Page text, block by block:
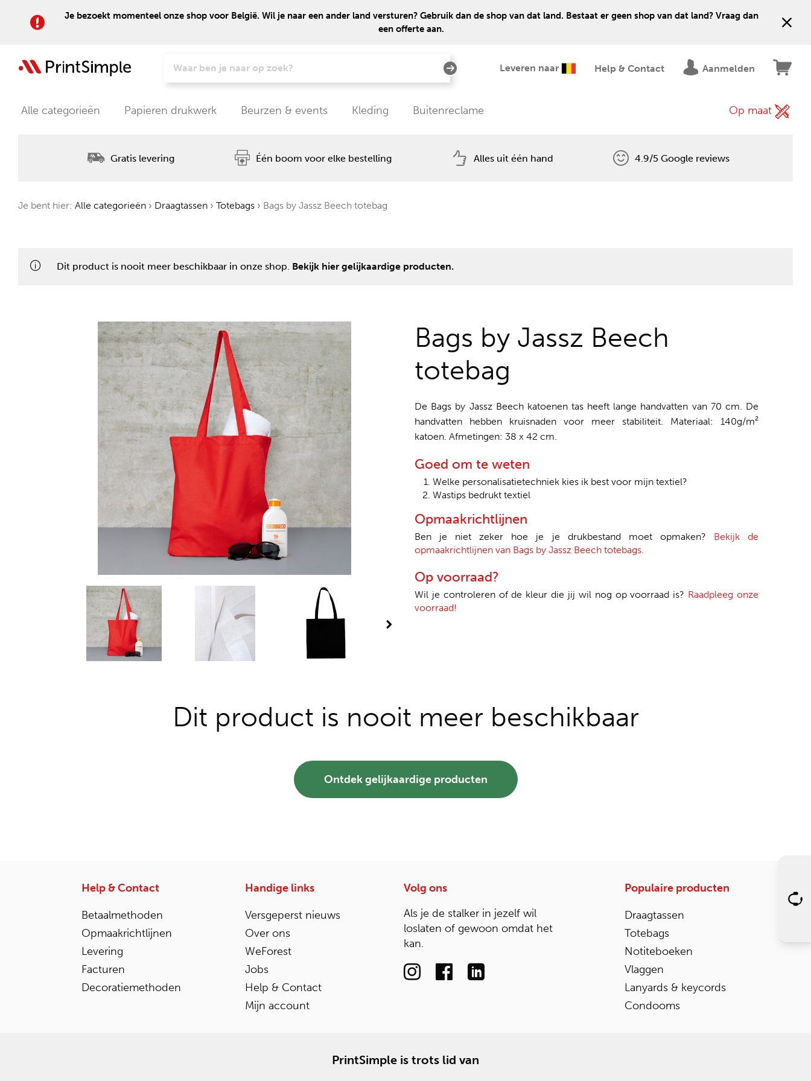
Je bezoekt momenteel onze shop voor België. Wil je naar een ander land versturen? Gebruik dan de shop van dat land. Bestaat er geen shop van dat land? Vraag dan
een offerte aan.
Leveren naar Help & Contact Aanmelden
Alle categorieën Papieren drukwerk Beurzen & events Kleding Buitenreclame Op maat
Gratis levering Één boom voor elke bestelling Alles uit één hand 4.9/5 Google reviews
Je bent hier: Alle categorieën › Draagtassen › Totebags › Bags by Jassz Beech totebag
Dit product is nooit meer beschikbaar in onze shop. Bekijk hier gelijkaardige producten.
Bags by Jassz Beech
totebag
De Bags by Jassz Beech katoenen tas heeft lange handvatten van 70 cm. De
handvatten hebben kruisnaden voor meer stabiliteit. Materiaal: 140g/m²
katoen. Afmetingen: 38 x 42 cm.
Goed om te weten
Welke personalisatietechniek kies ik best voor mijn textiel?
Wastips bedrukt textiel
Opmaakrichtlijnen
Ben je niet zeker hoe je je drukbestand moet opmaken? Bekijk de
opmaakrichtlijnen van Bags by Jassz Beech totebags.
Op voorraad?
Wil je controleren of de kleur die jij wil nog op voorraad is? Raadpleeg onze
voorraad!
Dit product is nooit meer beschikbaar
Ontdek gelijkaardige producten
Help & Contact
Betaalmethoden
Opmaakrichtlijnen
Levering
Facturen
Decoratiemethoden
Handige links
Versgeperst nieuws
Over ons
WeForest
Jobs
Help & Contact
Mijn account
Volg ons
Als je de stalker in jezelf wil
loslaten of gewoon omdat het
kan.
Populaire producten
Draagtassen
Totebags
Notiteboeken
Vlaggen
Lanyards & keycords
Condooms
PrintSimple is trots lid van